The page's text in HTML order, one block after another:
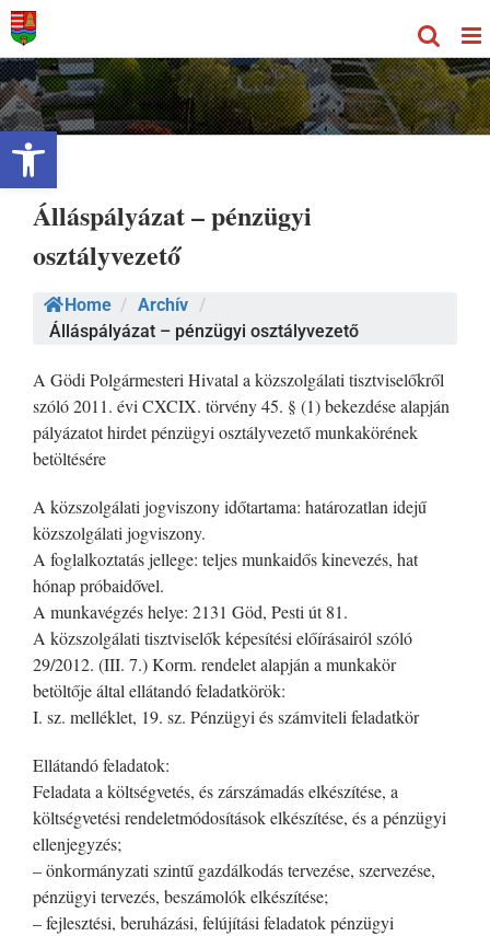
Eszköztár megnyitása
Kihagyás
Álláspályázat – pénzügyi
osztályvezető
Home / Archív /
Álláspályázat – pénzügyi osztályvezető
A Gödi Polgármesteri Hivatal a közszolgálati tisztviselőkről
szóló 2011. évi CXCIX. törvény 45. § (1) bekezdése alapján
pályázatot hirdet pénzügyi osztályvezető munkakörének
betöltésére
A közszolgálati jogviszony időtartama: határozatlan idejű
közszolgálati jogviszony.
A foglalkoztatás jellege: teljes munkaidős kinevezés, hat
hónap próbaidővel.
A munkavégzés helye: 2131 Göd, Pesti út 81.
A közszolgálati tisztviselők képesítési előírásairól szóló
29/2012. (III. 7.) Korm. rendelet alapján a munkakör
betöltője által ellátandó feladatkörök:
I. sz. melléklet, 19. sz. Pénzügyi és számviteli feladatkör
Ellátandó feladatok:
Feladata a költségvetés, és zárszámadás elkészítése, a
költségvetési rendeletmódosítások elkészítése, és a pénzügyi
ellenjegyzés;
– önkormányzati szintű gazdálkodás tervezése, szervezése,
pénzügyi tervezés, beszámolók elkészítése;
– fejlesztési, beruházási, felújítási feladatok pénzügyi